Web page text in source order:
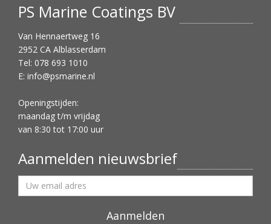
PS Marine Coatings BV
Van Hennaertweg 16
2952 CA Alblasserdam
Tel: 078 693 1010
E: info@psmarine.nl
Openingstijden:
maandag t/m vrijdag
van 8:30 tot 17:00 uur
Aanmelden nieuwsbrief